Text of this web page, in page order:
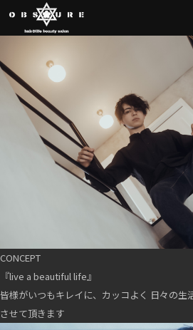
CONCEPT
『live a beautiful life』
皆様がいつもキレイに、カッコよく 日々の生
させて頂きます